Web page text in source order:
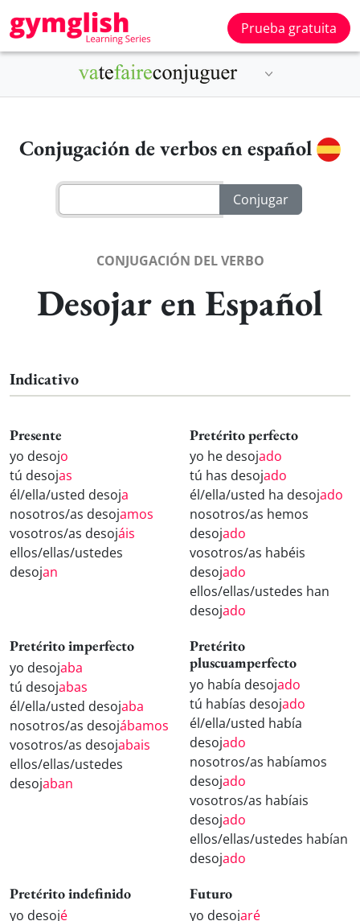
Prueba gratuita
Conjugación de verbos en español
CONJUGACIÓN DEL VERBO
Desojar en Español
Indicativo
Presente
yo desojo
tú desojas
él/ella/usted desoja
nosotros/as desojamos
vosotros/as desojáis
ellos/ellas/ustedes
desojan
Pretérito perfecto
yo he desojado
tú has desojado
él/ella/usted ha desojado
nosotros/as hemos
desojado
vosotros/as habéis
desojado
ellos/ellas/ustedes han
desojado
Pretérito imperfecto
yo desojaba
tú desojabas
él/ella/usted desojaba
nosotros/as desojábamos
vosotros/as desojabais
ellos/ellas/ustedes
desojaban
Pretérito
pluscuamperfecto
yo había desojado
tú habías desojado
él/ella/usted había
desojado
nosotros/as habíamos
desojado
vosotros/as habíais
desojado
ellos/ellas/ustedes habían
desojado
Pretérito indefinido
yo desojé
Futuro
yo desojaré